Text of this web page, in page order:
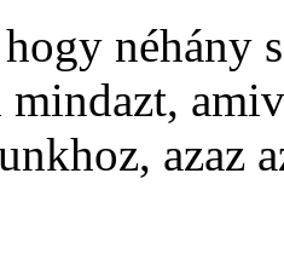
hogy néhány
azaz